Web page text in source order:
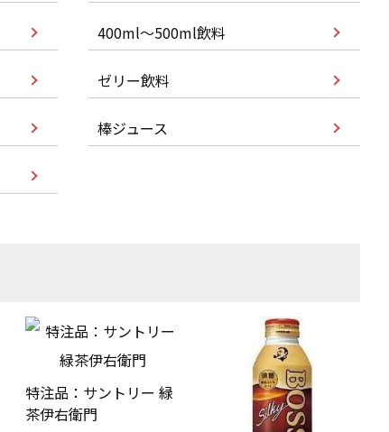
400ml～500ml飲料
ゼリー飲料
棒ジュース
特注品：サントリー 緑
茶伊右衛門